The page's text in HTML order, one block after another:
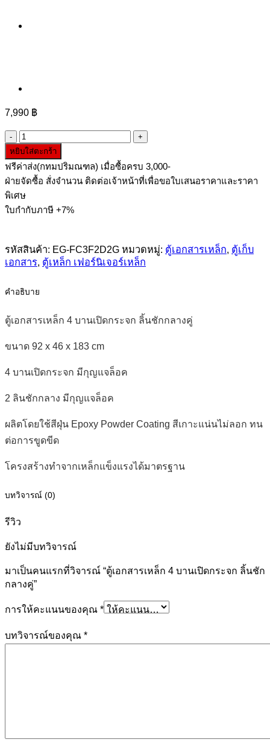
7,990 ฿
จำนวน
ตู้
เอกสาร
เหล็ก
4
บาน
กระจก
ลิ้น
กลาง
ชิ้น
หยิบใส่ตะกร้า
ฟรีค่าส่ง(กทมปริมณฑล) เมื่อซื้อครบ 3,000-
ฝ่ายจัดซื้อ สั่งจำนวน ติดต่อเจ้าหน้าที่เพื่อขอใบเสนอราคาและราคา
พิเศษ
ใบกำกับภาษี +7%
รหัสสินค้า: EG-FC3F2D2G หมวดหมู่: ตู้เอกสารเหล็ก, ตู้เก็บ
เอกสาร, ตู้เหล็ก เฟอร์นิเจอร์เหล็ก
คำอธิบาย
ตู้เอกสารเหล็ก 4 บานเปิดกระจก ลิ้นชักกลางคู่
ขนาด 92 x 46 x 183 cm
4 บานเปิดกระจก มีกุญแจล็อค
2 ลินชักกลาง มีกุญแจล็อค
ผลิตโดยใช้สีฝุ่น Epoxy Powder Coating สีเกาะแน่นไม่ลอก ทน
ต่อการขูดขีด
โครงสร้างทำจากเหล็กแข็งแรงได้มาตรฐาน
บทวิจารณ์ (0)
รีวิว
ยังไม่มีบทวิจารณ์
มาเป็นคนแรกที่วิจารณ์ “ตู้เอกสารเหล็ก 4 บานเปิดกระจก ลิ้นชัก
กลางคู่”
การให้คะแนนของคุณ *
บทวิจารณ์ของคุณ *